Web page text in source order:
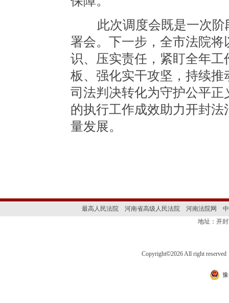
此次调度会既是一次阶
署会。下一步，全市法院
识、压实责任，紧盯全年
板、强化实干攻坚，持续
司法判决转化为守护公平
的执行工作成效助力开封
量发展。
最高人民法院 河南省高级人民法院 河南法院网
地址：开
Copyright©2026 All right